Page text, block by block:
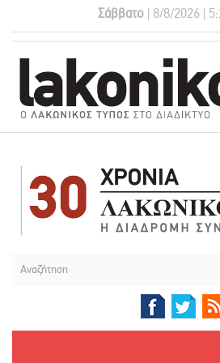
Σάββατο| 8/8/2026 |